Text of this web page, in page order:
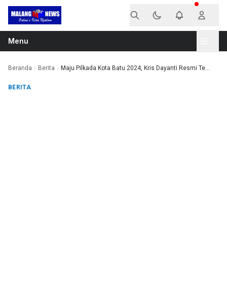
Langsung ke konten
Menu
Beranda Berita Maju Pilkada Kota Batu 2024, Kris Dayanti Resmi Te...
BERITA